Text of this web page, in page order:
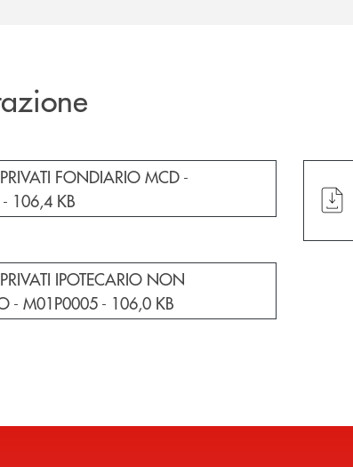
in una nuova finestra
FONDIARIO MCD -
106,4 KB
in una nuova finestra
IPOTECARIO NON
- M01P0005 - 106,0 KB